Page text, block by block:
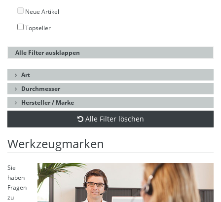
Neue Artikel
Topseller
Alle Filter ausklappen
Art
Durchmesser
Hersteller / Marke
Alle Filter löschen
Werkzeugmarken
Sie
haben
Fragen
zu